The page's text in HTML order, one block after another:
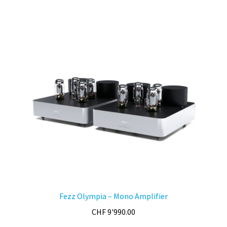
Fezz Olympia – Mono Amplifier
CHF9'990.00